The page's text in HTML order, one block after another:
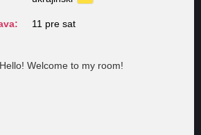
11 pre sat
Welcome to my room!